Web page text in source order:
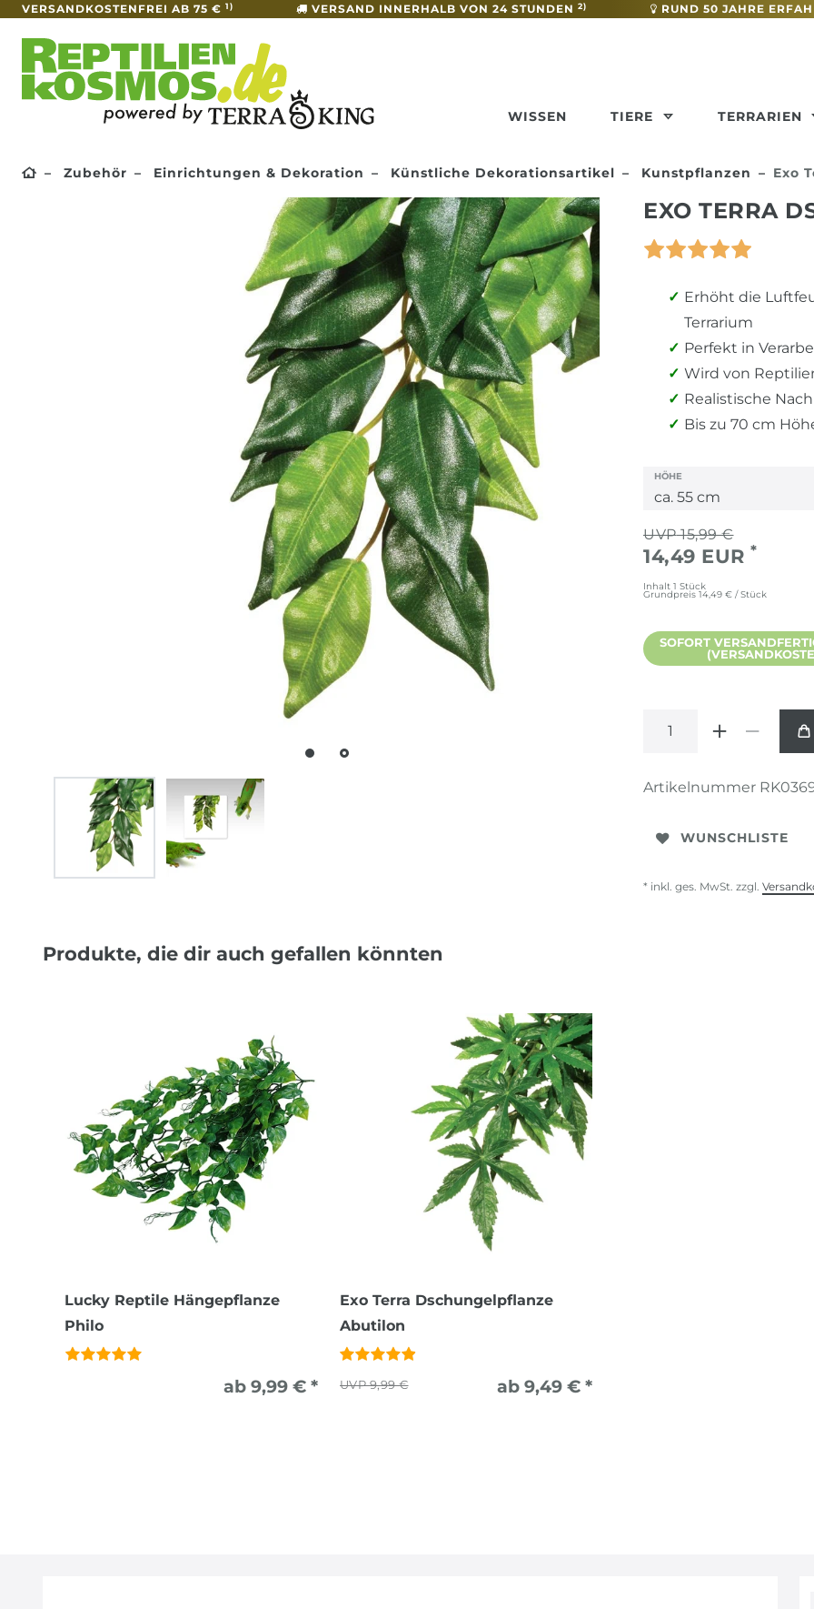
VERSANDKOSTENFREI AB 75 € 1) VERSAND INNERHALB VON 24 STUNDEN 2) RUND 50 JAHRE
WISSEN TIERE TERRARIEN
Zubehör Einrichtungen & Dekoration Künstliche Dekorationsartikel Kunstpflanzen Exo
EXO TERRA
Erhöht die
Terrarium
Perfekt in
Wird von
Realistische
Bis zu 70 cm
HÖHE
15,99 €
14,49 EUR *
Inhalt 1 Stück
Grundpreis 14,49 € / Stück
SOFORT
Artikelnummer
WUNSCHLISTE
* inkl. ges. MwSt. zzgl.
Produkte, die dir auch gefallen könnten
Lucky Reptile Hängepflanze
Philo
ab 9,99 € *
Exo Terra Dschungelpflanze
Abutilon
9,99 € ab 9,49 € *